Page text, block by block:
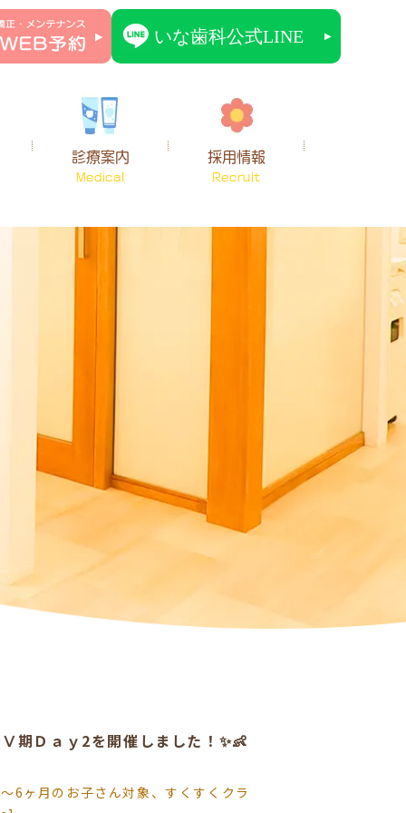
診療案内
Medical
採用情報
Recruit
期Ｄａｙ2を開催しました！✨👶
6ヶ月のお子さん対象、すくすくクラ